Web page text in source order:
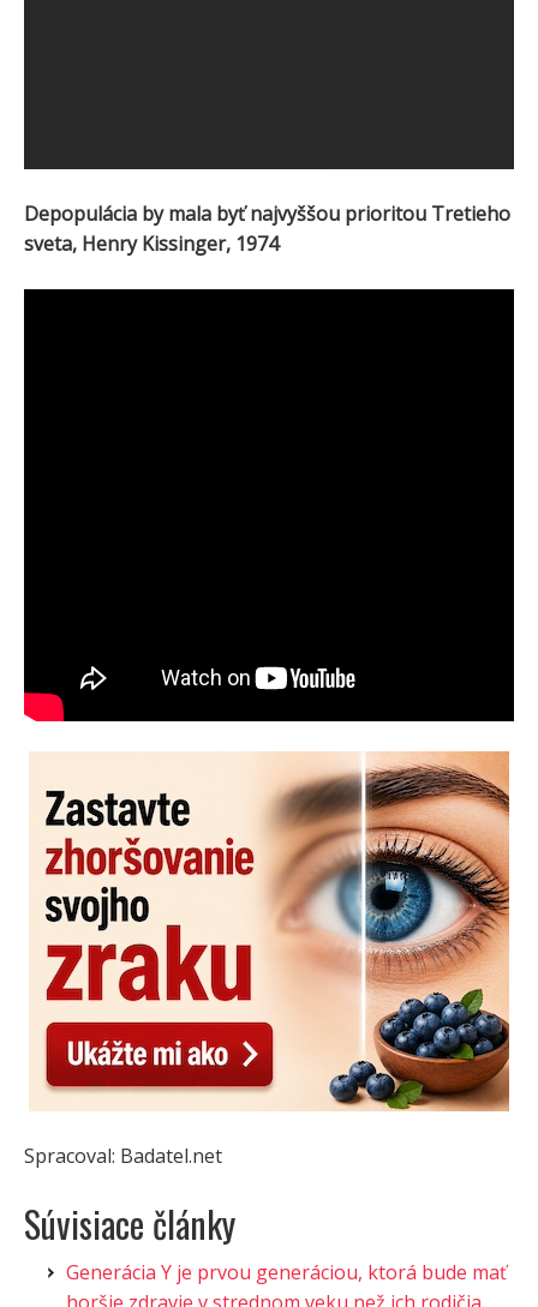
Depopulácia by mala byť najvyššou prioritou Tretieho
sveta, Henry Kissinger, 1974
Spracoval: Badatel.net
Súvisiace články
Generácia Y je prvou generáciou, ktorá bude mať